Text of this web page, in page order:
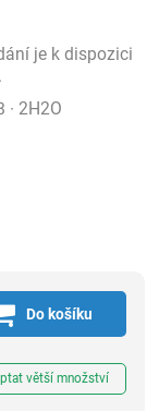
je k dispozici
· 2H2O
Do košíku
větší množství